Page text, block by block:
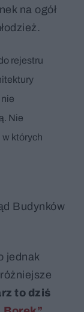
na ogół
rejestru
Nie
których
Budynków
jednak
to dziś